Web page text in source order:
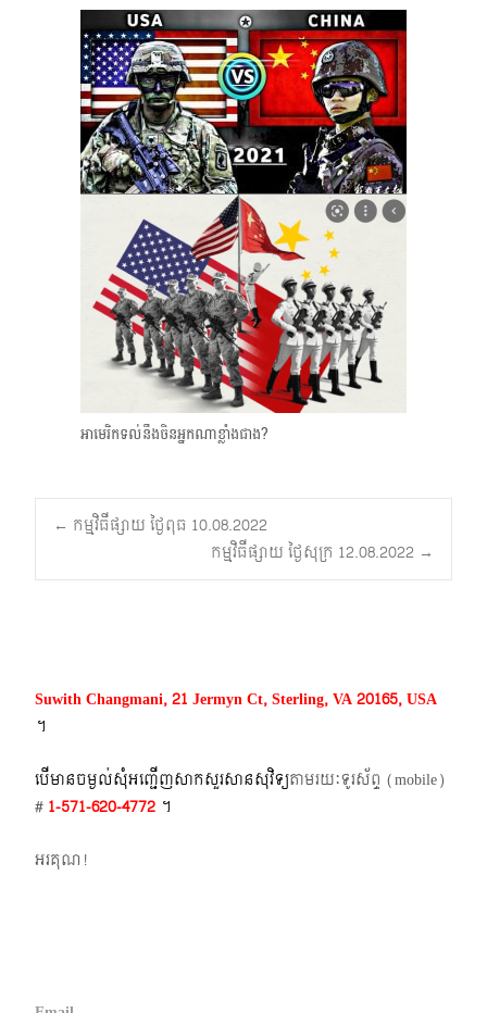
អាមេរិក​ទល់នឹងចិន​អ្នកណាខ្លាំងជាង?
Post
navigation
← កម្មវិធីផ្សាយ ថ្ងៃពុធ 10.08.2022
កម្មវិធីផ្សាយ ថ្ងៃសុក្រ 12.08.2022 →
Suwith Changmani, 21 Jermyn Ct, Sterling, VA 20165, USA
។​
បើមានចម្ងល់​សុំអញ្ជើញសាកសួរសានសុវិទ្យតាមរយៈទូរស័ព្ទ​ (mobile)​
# 1-571-620-4772​ ។
អរគុណ!